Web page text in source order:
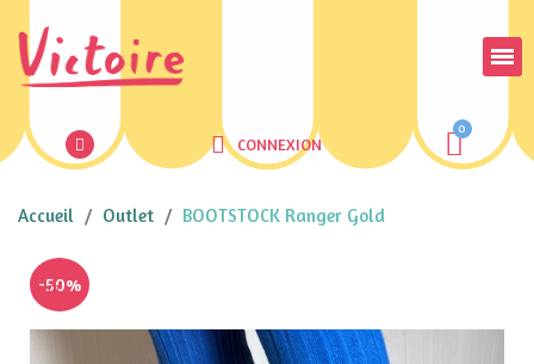
CONNEXION
Accueil Outlet BOOTSTOCK Ranger Gold
-50%